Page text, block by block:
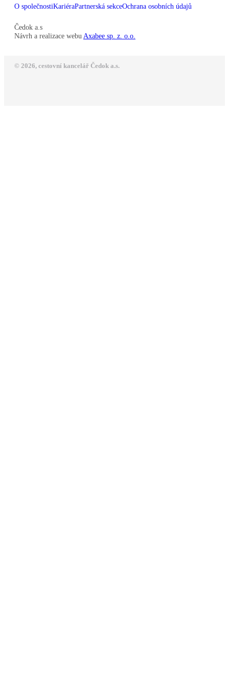
O společnostiKariéraPartnerská sekceOchrana osobních údajů
Čedok a.s
Návrh a realizace webu Axabee sp. z. o.o.
© 2026, cestovní kancelář Čedok a.s.